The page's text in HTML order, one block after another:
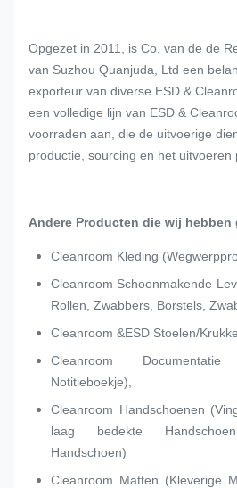
Opgezet in 2011, is Co. van de de
van Suzhou Quanjuda, Ltd een
exporteur van diverse ESD &
een volledige lijn van ESD &
voorraden aan, die de uitvoerige
productie, sourcing en het uitvoeren
Andere Producten die wij hebben
Cleanroom Kleding
Cleanroom Schoonmakende
Rollen, Zwabbers, Borstels,
Cleanroom &ESD Stoelen/
Cleanroom
Notitieboekje),
Cleanroom Handschoenen
laag bedekte
Handschoen)
Cleanroom Matten (Kleverige